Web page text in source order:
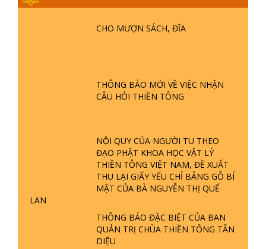
CHO MƯỢN SÁCH, ĐĨA
THÔNG BÁO MỚI VỀ VIỆC NHẬN
CÂU HỎI THIỀN TÔNG
NỘI QUY CỦA NGƯỜI TU THEO
ĐẠO PHẬT KHOA HỌC VẬT LÝ
THIỀN TÔNG VIỆT NAM, ĐỀ XUẤT
THU LẠI GIẤY YẾU CHỈ BẢNG GỖ BÍ
MẬT CỦA BÀ NGUYỄN THỊ QUẾ
LAN
THÔNG BÁO ĐẶC BIỆT CỦA BAN
QUẢN TRỊ CHÙA THIỀN TÔNG TÂN
DIỆU
NĂM PHẬT KHÔNG NÓI? HỘI LONG
ĐƯỢC HÌNH THÀNH NHƯ THẾ NÀO?
PHẬT GIỚI CÓ THỜI GIAN KHÔNG? |
ĐÀNG Ở ĐÂU? ĐỊA NGỤC Ở ĐÂU?
ĐỨC CHÚA TRỜI LÀ AI? QUỶ SA
TĂNG? | TTTD
GIẢI ĐÁP THIỀN TÔNG ĐẶC BIỆT P22
- LŨ LỤT - HỎA HOẠN | TTTD
GIẢI ĐÁP THIỀN TÔNG ĐẶC BIỆT P21